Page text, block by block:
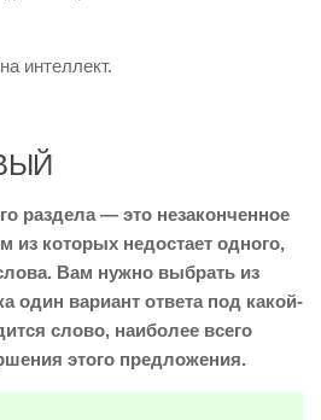
интеллект.
раздела — это незаконченное
из которых недостает одного,
Вам нужно выбрать из
один вариант ответа под какой-
слово, наиболее всего
этого предложения.